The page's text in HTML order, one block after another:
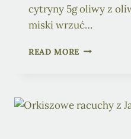
cytryny 5g oliwy z
miski wrzuć…
READ MORE